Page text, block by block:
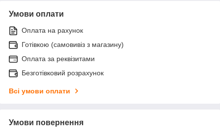
Умови оплати
Оплата на рахунок
Готівкою (самовивіз з магазину)
Оплата за реквізитами
Безготівковий розрахунок
Всі умови оплати
Умови повернення